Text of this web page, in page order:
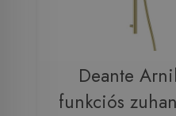
Deante
funkciós